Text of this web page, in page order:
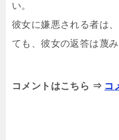
い。
彼女に嫌悪される者は
ても、彼女の返答は蔑
コメントはこちら ⇒ コ